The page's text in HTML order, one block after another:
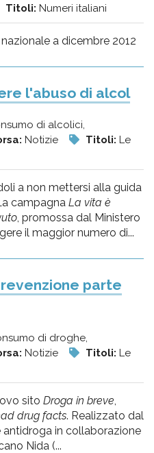
Titoli: Numeri italiani
a dicembre 2012
l'abuso di alcol
di alcolici,
Notizie Titoli: Le
a non mettersi alla guida
campagna La vita è
, promossa dal Ministero
il maggior numero di...
parte
di droghe,
Notizie Titoli: Le
sito Droga in breve,
drug facts. Realizzato dal
in collaborazione
Nida (...